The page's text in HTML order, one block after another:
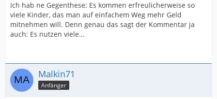
Ich hab ne Gegenthese: Es kommen erfreulicherweise so
viele Kinder, das man auf einfachem Weg mehr Geld
mitnehmen will. Denn genau das sagt der Kommentar ja
auch: Es nutzen viele...
Malkin71
Anfänger